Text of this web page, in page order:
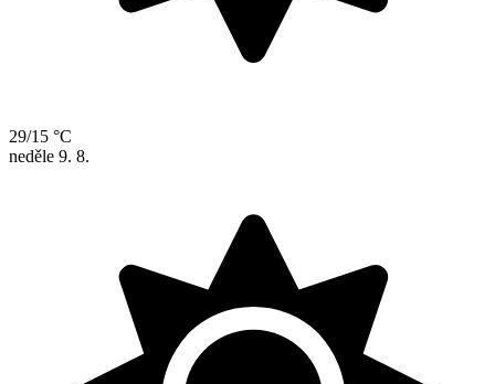
29/15 °C
neděle 9. 8.